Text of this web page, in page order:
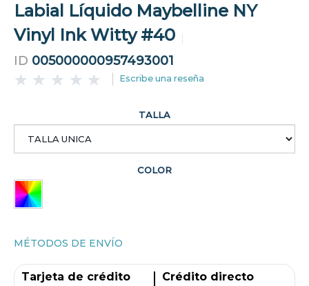
Labial Líquido Maybelline NY
Vinyl Ink Witty #40
ID 005000000957493001
Escribe una reseña
TALLA
COLOR
MÉTODOS DE ENVÍO
Tarjeta de crédito
Crédito directo